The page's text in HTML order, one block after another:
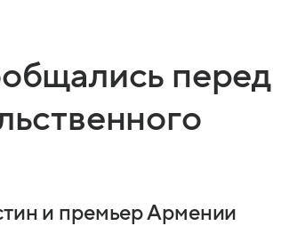
перед
и премьер Армении